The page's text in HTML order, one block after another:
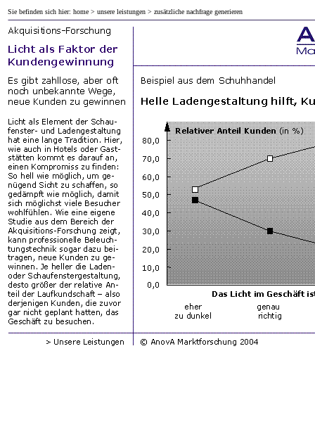
Sie befinden sich hier: home > unsere leistungen > zusätzliche nachfrage generieren